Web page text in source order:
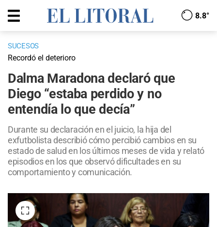
8.8°
SUCESOS
Recordó el deterioro
Dalma Maradona declaró que
Diego “estaba perdido y no
entendía lo que decía”
Durante su declaración en el juicio, la hija del
exfutbolista describió cómo percibió cambios en su
estado de salud en los últimos meses de vida y relató
episodios en los que observó dificultades en su
comportamiento y comunicación.